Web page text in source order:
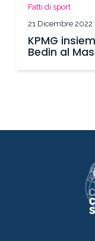
Fatti di sport
21 Dicembre 2022
KPMG
Bedin al